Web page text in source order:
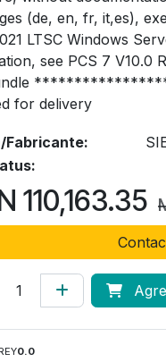
(de, en, fr, it,es),
LTSC Windows
see PCS 7 V10.0
for delivery
Fabricante:
110,163.35
0.0